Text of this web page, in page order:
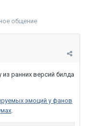
общение
ранних версий билда
эмоций у фанов
.